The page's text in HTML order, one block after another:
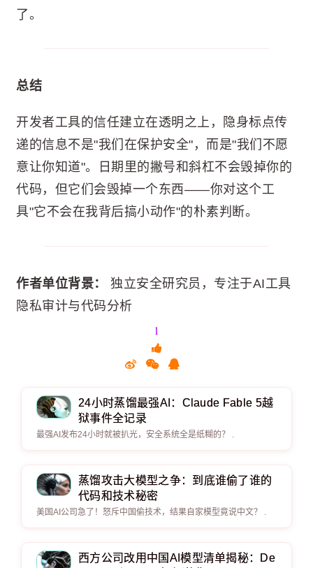
了。
总结
开发者工具的信任建立在透明之上，隐身标点传
递的信息不是"我们在保护安全"，而是"我们不愿
意让你知道"。日期里的撇号和斜杠不会毁掉你的
代码，但它们会毁掉一个东西——你对这个工
具"它不会在我背后搞小动作"的朴素判断。
作者单位背景：
独立安全研究员，专注于AI工具
隐私审计与代码分析
1
24小时蒸馏最强AI：Claude Fable 5越
狱事件全记录
最强AI发布24小时就被扒光，安全系统全是纸糊的？ .
蒸馏攻击大模型之争：到底谁偷了谁的
代码和技术秘密
美国AI公司急了！怒斥中国偷技术，结果自家模型竟说中文？ .
西方公司改用中国AI模型清单揭秘：De